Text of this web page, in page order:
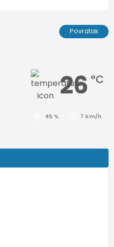
Povratak
26 °C
45 % 7 Km/h